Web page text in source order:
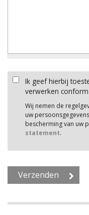
Ik geef hierbij
verwerken
Wij nemen de
uw
bescherming van uw
statement.